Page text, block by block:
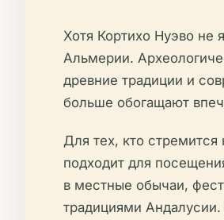
Хотя Кортихо Нуэво не
Альмерии.
древние традиции и
больше обогащают
Для тех, кто стремится
подходит для
в местные обычаи,
традициями